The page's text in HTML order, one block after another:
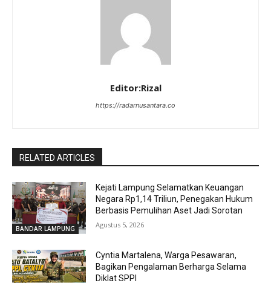
Editor:Rizal
https://radarnusantara.co
RELATED ARTICLES
BANDAR LAMPUNG
Kejati Lampung Selamatkan Keuangan
Negara Rp1,14 Triliun, Penegakan Hukum
Berbasis Pemulihan Aset Jadi Sorotan
Agustus 5, 2026
Cyntia Martalena, Warga Pesawaran,
Bagikan Pengalaman Berharga Selama
Diklat SPPI